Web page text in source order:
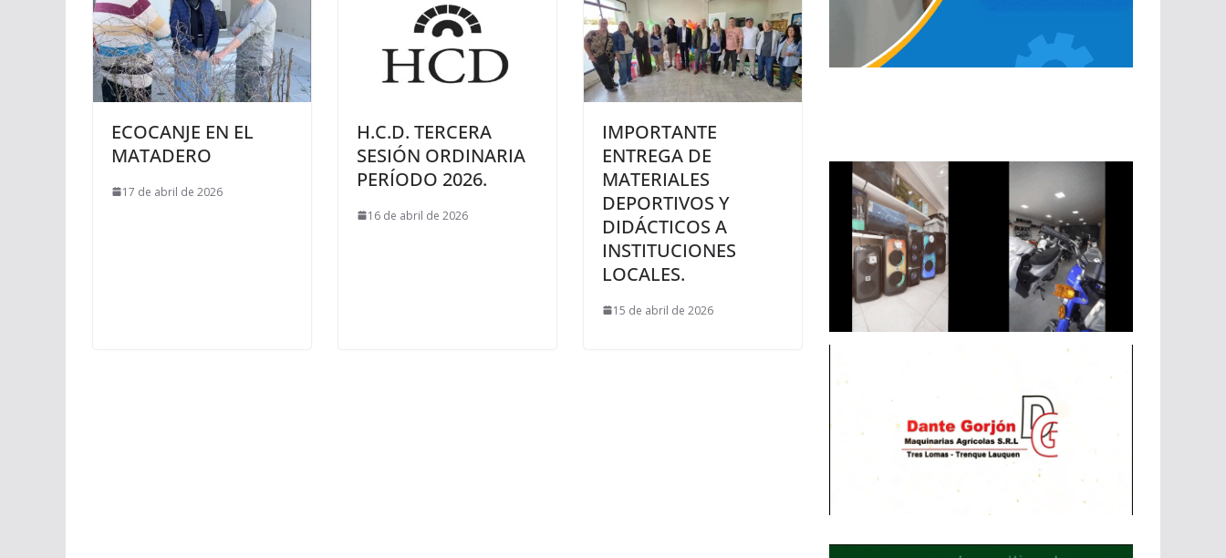
ECOCANJE EN EL
MATADERO
17 de abril de 2026
H.C.D. TERCERA
SESIÓN ORDINARIA
PERÍODO 2026.
16 de abril de 2026
IMPORTANTE
ENTREGA DE
MATERIALES
DEPORTIVOS Y
DIDÁCTICOS A
INSTITUCIONES
LOCALES.
15 de abril de 2026